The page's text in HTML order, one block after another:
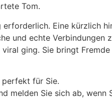
Tom.
Eine kürzlich
und echte Verbindungen
ging. Sie bringt
perfekt für Sie.
melden Sie sich ab, wenn